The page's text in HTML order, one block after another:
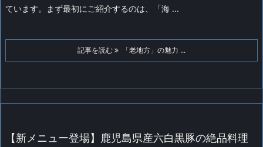
ています。
まず最初にご紹介するのは、「海 ...
記事を読む 「老地方」の魅力 ...
【新メニュー登場】鹿児島県産六白黒豚の絶品料理